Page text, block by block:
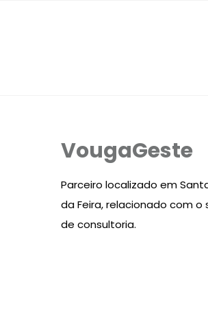
VougaGeste
Parceiro localizado em
da Feira, relacionado com o
de consultoria.